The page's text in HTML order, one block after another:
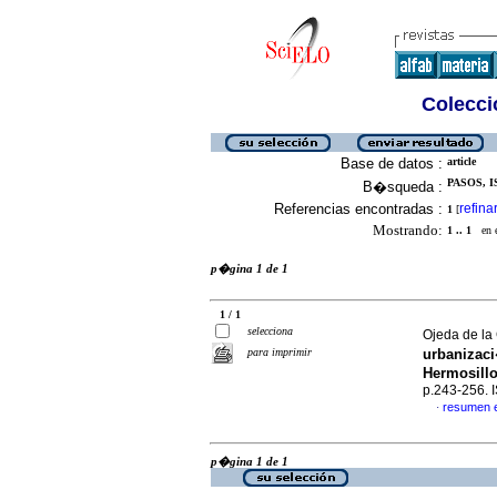
Base de datos : article
B�squeda : PASOS,
Referencias encontradas : 1 [refinar
Mostrando: 1 .. 1 en
p�gina 1 de 1
1 / 1
selecciona
para imprimir
Ojeda de la
p.243-256.
· resumen
p�gina 1 de 1